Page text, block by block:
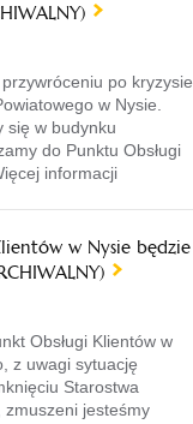
po kryzysie
w Nysie.
się w budynku
do Punktu Obsługi
informacji
w Nysie będzie
Obsługi Klientów w
z uwagi sytuację
Starostwa
zmuszeni jesteśmy